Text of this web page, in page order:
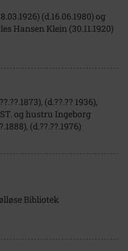
(d.16.06.1980) og
Hansen Klein (30.11.1920)
(d.??.?? 1936),
og hustru Ingeborg
(d.??.??.1976)
Bibliotek